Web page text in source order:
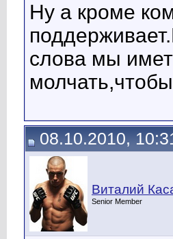
Ну а кроме
слова мы
08.10.2010,
Виталий
Senior Member